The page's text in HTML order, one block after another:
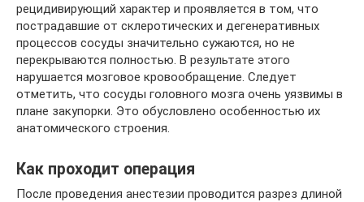
рецидивирующий характер и проявляется в том, что
пострадавшие от склеротических и дегенеративных
процессов сосуды значительно сужаются, но не
перекрываются полностью. В результате этого
нарушается мозговое кровообращение. Следует
отметить, что сосуды головного мозга очень уязвимы в
плане закупорки. Это обусловлено особенностью их
анатомического строения.
Как проходит операция
После проведения анестезии проводится разрез длиной